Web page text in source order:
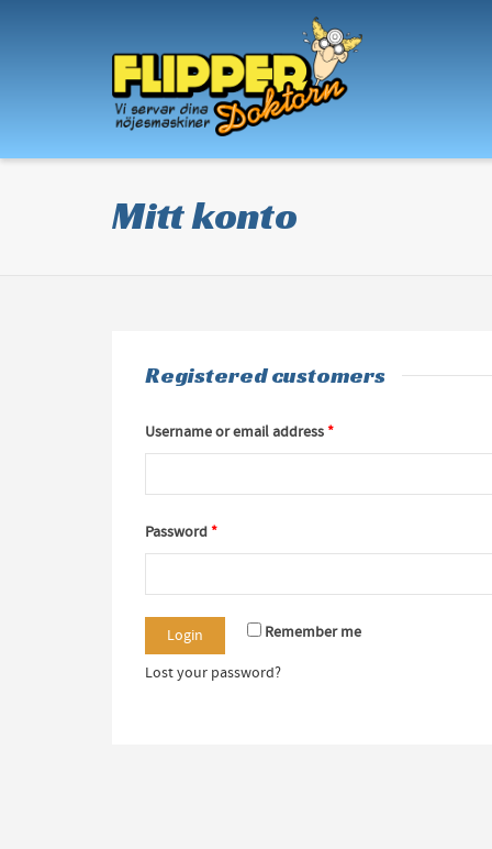
I'm looking forproductin a size
Mitt konto
Registered customers
Username or email address*
Password*
Remember me
Lost your password?